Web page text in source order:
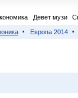
Девет музи
Европа 2014